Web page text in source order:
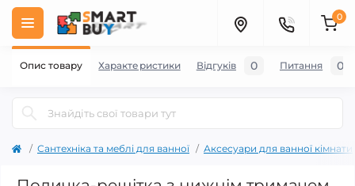
0
Сантехніка та меблі для ванної Аксесуари для ванної кімнати
Опис товару Характеристики Відгуків 0 Питання 0